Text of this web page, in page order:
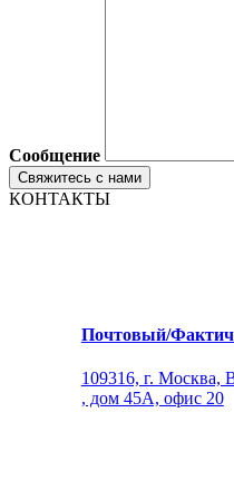
Сообщение
КОНТАКТЫ
Почтовый/
109316, г. Москва,
, дом 45А, офис 20